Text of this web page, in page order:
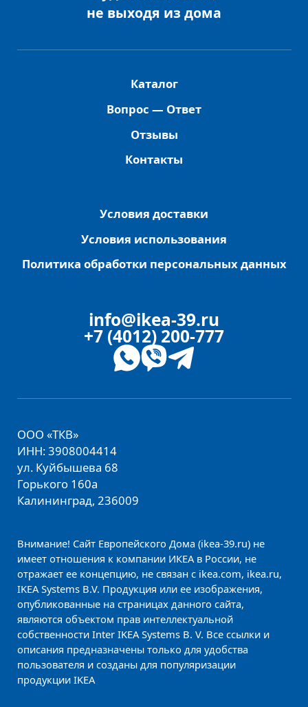
не выходя из дома
Каталог
Вопрос — Ответ
Отзывы
Контакты
Условия доставки
Условия использования
Политика обработки персональных данных
info@ikea-39.ru
+7 (4012) 200-777
ООО «ТКВ»
ИНН: 3908004414
ул. Куйбышева 68
Горького 160а
Калининград, 236009
Внимание! Сайт Европейского Дома (ikea-39.ru) не
имеет отношения к компании ИКЕА в России, не
отражает ее концепцию, не связан с ikea.com, ikea.ru,
IKEA Systems B.V. Продукция или ее изображения,
опубликованные на страницах данного сайта,
являются объектом прав интеллектуальной
собственности Inter IKEA Systems B. V. Все ссылки и
описания предназначены только для удобства
пользователя и созданы для популяризации
продукции IKEA